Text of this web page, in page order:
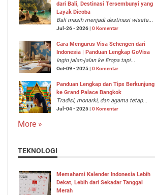
dari Bali, Destinasi Tersembunyi yang
Layak Dicoba
Bali masih menjadi destinasi wisata...
Jul-26 - 2026 | 0 Komentar
Cara Mengurus Visa Schengen dari
Indonesia | Panduan Lengkap GoVisa
Ingin jalan-jalan ke Eropa tapi...
Oct-09 - 2025 | 0 Komentar
Panduan Lengkap dan Tips Berkunjung
ke Grand Palace Bangkok
Tradisi, monarki, dan agama tetap...
Jul-04 - 2025 | 0 Komentar
More »
TEKNOLOGI
Memahami Kalender Indonesia Lebih
Dekat, Lebih dari Sekadar Tanggal
Merah